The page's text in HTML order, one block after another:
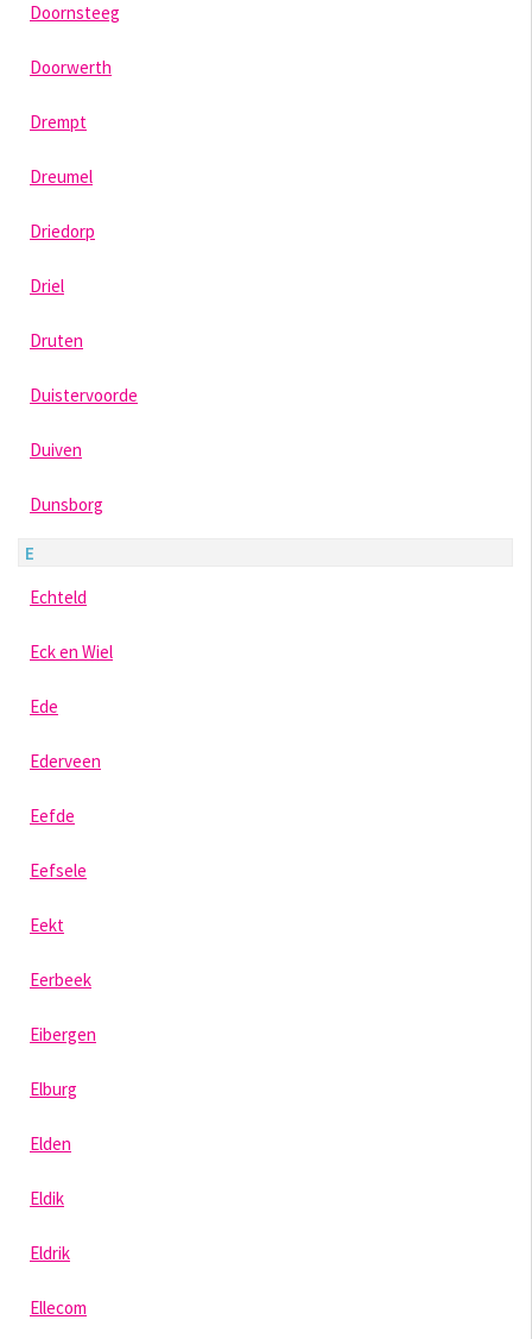
Doornsteeg
Doorwerth
Drempt
Dreumel
Driedorp
Driel
Druten
Duistervoorde
Duiven
Dunsborg
E
Echteld
Eck en Wiel
Ede
Ederveen
Eefde
Eefsele
Eekt
Eerbeek
Eibergen
Elburg
Elden
Eldik
Eldrik
Ellecom